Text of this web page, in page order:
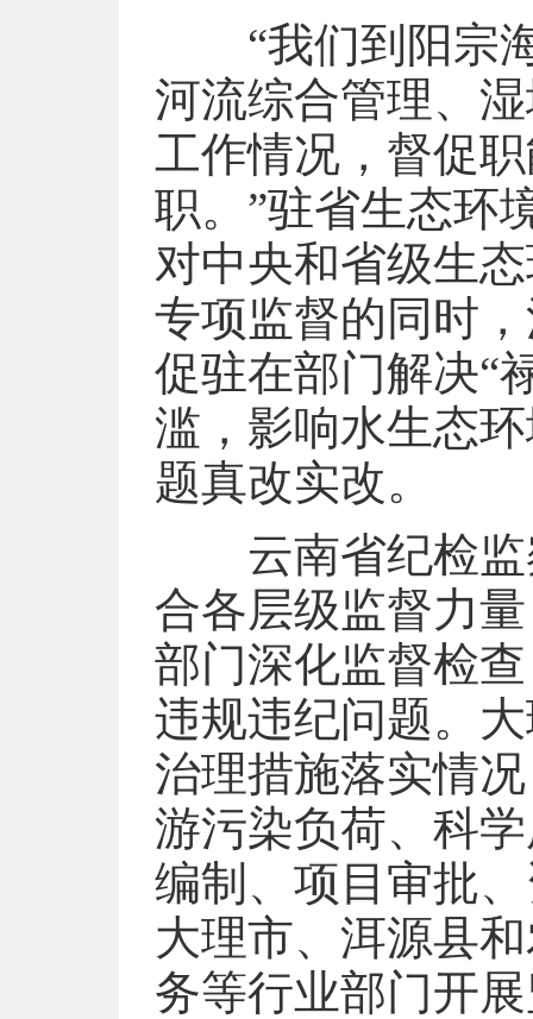
“我们到阳宗海
河流综合管理、
工作情况，督促
职。”驻省生态环
对中央和省级生
专项监督的同时
促驻在部门解决“
滥，影响水生态
题真改实改。
云南省纪检监
合各层级监督力
部门深化监督检
违规违纪问题。
治理措施落实情
游污染负荷、科
编制、项目审批
大理市、洱源县
务等行业部门开